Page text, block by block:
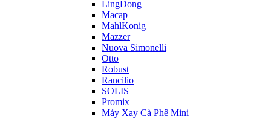
LingDong
Macap
MahlKonig
Mazzer
Nuova Simonelli
Otto
Robust
Rancilio
SOLIS
Promix
Máy Xay Cà Phê Mini